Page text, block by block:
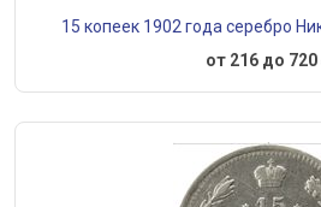
15 копеек 1902 года серебро
от 216 до